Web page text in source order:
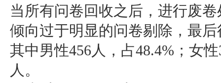
当所有问卷回收之后，进行废
倾向过于明显的问卷剔除，最
其中男性456人，占48.4%；女
人。